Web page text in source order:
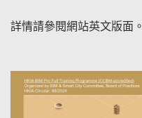
詳情請參閱網站英文版面。